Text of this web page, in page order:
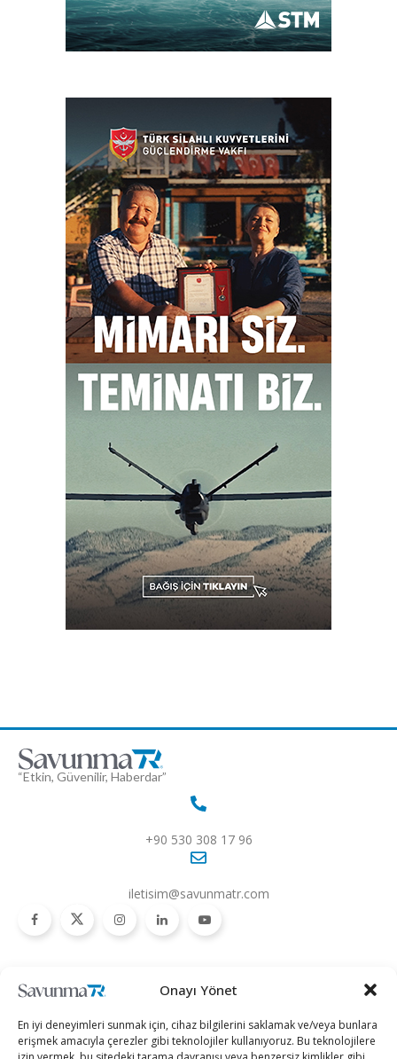
Onayı Yönet
En iyi deneyimleri sunmak için, cihaz bilgilerini saklamak ve/veya bunlara
erişmek amacıyla çerezler gibi teknolojiler kullanıyoruz. Bu teknolojilere
“Etkin, Güvenilir, Haberdar”
+90 530 308 17 96
iletisim@savunmatr.com
Savunma Sanayii
Hava Platformları
Kategoriler
Siber Güvenlik
SavunmaTR
Hakkımızda